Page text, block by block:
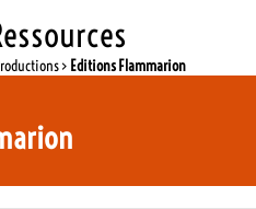
> Editions Flammarion